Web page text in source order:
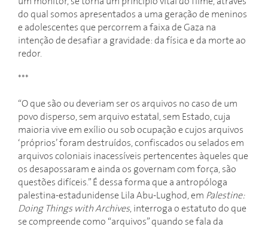
do qual somos apresentados a uma geração de meninos
e adolescentes que percorrem a faixa de Gaza na
intenção de desafiar a gravidade: da física e da morte ao
redor.
***
“O que são ou deveriam ser os arquivos no caso de um
povo disperso, sem arquivo estatal, sem Estado, cuja
maioria vive em exílio ou sob ocupação e cujos arquivos
‘próprios’ foram destruídos, confiscados ou selados em
arquivos coloniais inacessíveis pertencentes àqueles que
os desapossaram e ainda os governam com força, são
questões difíceis.” É dessa forma que a antropóloga
palestina-estadunidense Lila Abu-Lughod, em Palestine:
Doing Things with Archives, interroga o estatuto do que
se compreende como “arquivos” quando se fala da